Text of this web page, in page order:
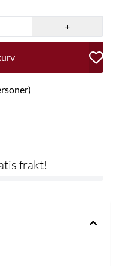
anemoner, der bl.a.
til stranden, der er
broderi, applikation,
Der er til alle teknikker en
+
frakt!